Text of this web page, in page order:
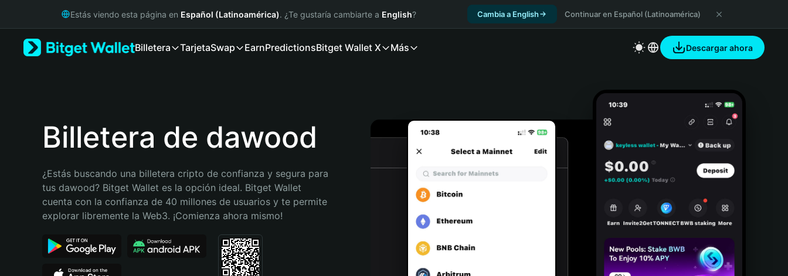
Русский
Bahasa Indonesia
Português (Brasil)
Estás viendo esta página en Español (Latinoamérica). ¿Te gustaría cambiarte a English? Cambia a English Continuar en Español (Latinoamérica)
Billetera TarjetaSwap EarnPredictionsBitget Wallet X Más Descargar ahora
Billetera de dawood
¿Estás buscando una billetera cripto de confianza y segura para
tus dawood? Bitget Wallet es la opción ideal. Bitget Wallet
cuenta con la confianza de 40 millones de usuarios y te permite
explorar libremente la Web3. ¡Comienza ahora mismo!